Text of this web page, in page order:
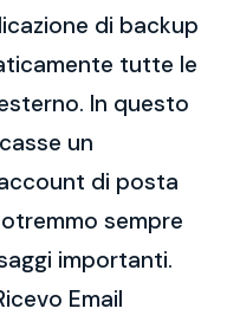
di backup
tutte le
In questo
un
di posta
sempre
importanti.
Email